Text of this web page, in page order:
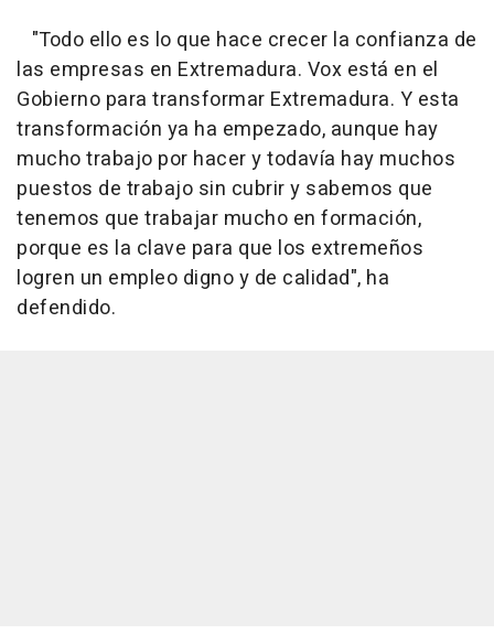
"Todo ello es lo que hace crecer la confianza de
las empresas en Extremadura. Vox está en el
Gobierno para transformar Extremadura. Y esta
transformación ya ha empezado, aunque hay
mucho trabajo por hacer y todavía hay muchos
puestos de trabajo sin cubrir y sabemos que
tenemos que trabajar mucho en formación,
porque es la clave para que los extremeños
logren un empleo digno y de calidad", ha
defendido.